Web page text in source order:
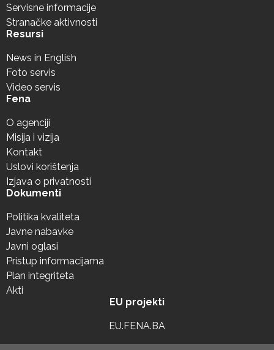
Servisne informacije
Stranačke aktivnosti
Resursi
News in English
Foto servis
Video servis
Fena
O agenciji
Misija i vizija
Kontakt
Uslovi korištenja
Izjava o privatnosti
Dokumenti
Politika kvaliteta
Javne nabavke
Javni oglasi
Pristup informacijama
Plan integriteta
Akti
EU projekti
EU.FENA.BA